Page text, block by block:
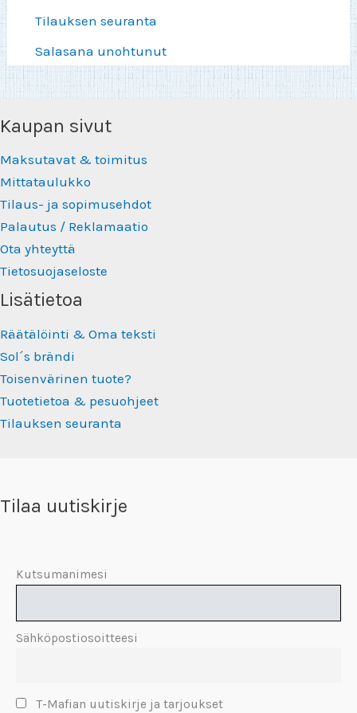
Tilauksen seuranta
Salasana unohtunut
Kaupan sivut
Maksutavat & toimitus
Mittataulukko
Tilaus- ja sopimusehdot
Palautus / Reklamaatio
Ota yhteyttä
Tietosuojaseloste
Lisätietoa
Räätälöinti & Oma teksti
Sol´s brändi
Toisenvärinen tuote?
Tuotetietoa & pesuohjeet
Tilauksen seuranta
Tilaa uutiskirje
Kutsumanimesi
Sähköpostiosoitteesi
T-Mafian uutiskirje ja tarjoukset